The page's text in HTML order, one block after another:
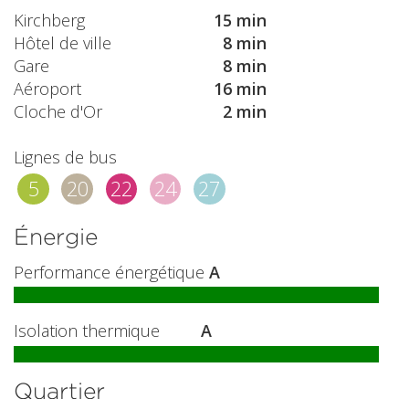
Kirchberg
15 min
Hôtel de ville
8 min
Gare
8 min
Aéroport
16 min
Cloche d'Or
2 min
Lignes de bus
5 20 22 24 27
Énergie
Performance énergétique A
Isolation thermique A
Quartier